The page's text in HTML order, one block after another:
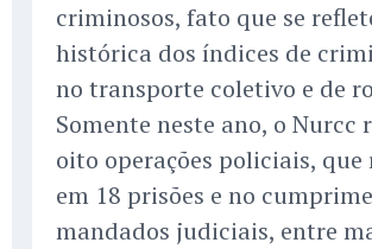
criminosos, fato que se
histórica dos índices de
no transporte coletivo e de
Somente neste ano, o Nurcc
oito operações policiais,
em 18 prisões e no
mandados judiciais, entre